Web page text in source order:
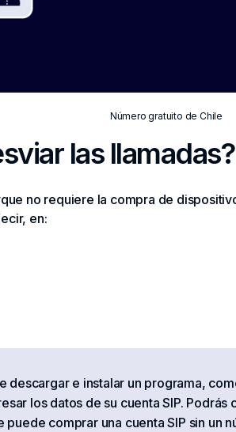
Número gratuito de Chile
las llamadas?
no requiere la compra de
en:
descargar e instalar un programa,
los datos de su cuenta SIP.
comprar una cuenta SIP sin un